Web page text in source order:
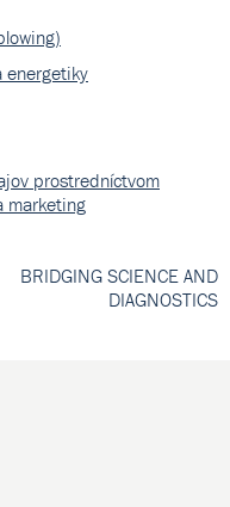
energetiky
prostredníctvom
marketing
BRIDGING SCIENCE AND
DIAGNOSTICS